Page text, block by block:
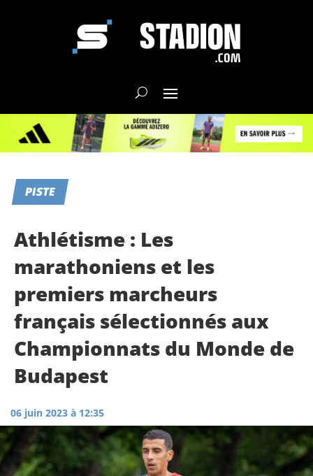
PISTE
Athlétisme : Les
marathoniens et les
premiers marcheurs
français sélectionnés aux
Championnats du Monde de
Budapest
06 juin 2023 à 12:35